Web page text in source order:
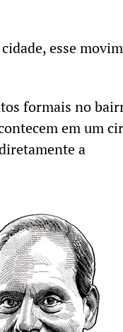
esse
formais no
em um
a